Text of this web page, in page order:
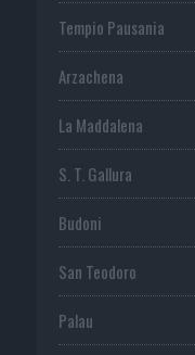
Tempio Pausania
Arzachena
La Maddalena
S. T. Gallura
Budoni
San Teodoro
Palau